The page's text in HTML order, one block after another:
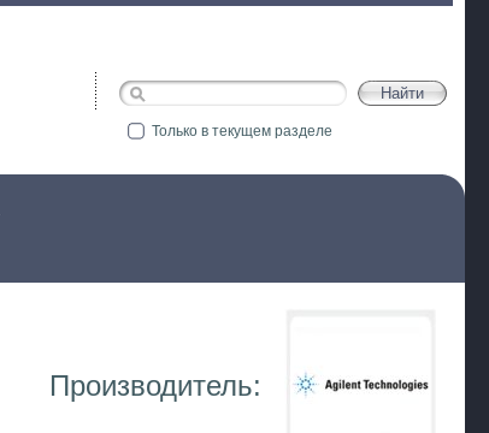
Только в текущем разделе
Производитель: